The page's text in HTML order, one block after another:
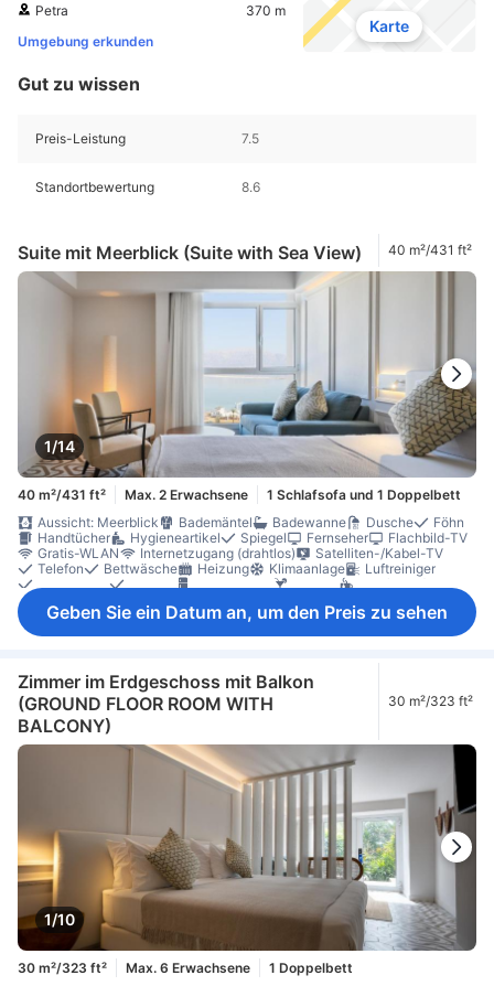
Petra
370 m
Umgebung erkunden
Karte
Gut zu wissen
Preis-Leistung 7.5
Standortbewertung 8.6
Suite mit Meerblick (Suite with Sea View) 40 m²/431 ft²
1/14
40 m²/431 ft² Max. 2 Erwachsene
1 Schlafsofa und 1 Doppelbett
Aussicht: Meerblick
Bademäntel Badewanne Dusche
Föhn
Handtücher
Hygieneartikel Spiegel Fernseher
Flachbild-TV
Gratis-WLAN
Internetzugang (drahtlos)
Satelliten-/Kabel-TV
Telefon
Bettwäsche Heizung Klimaanlage
Luftreiniger
Weckdienst
Wecker Kühlschrank Minibar
Tee (gratis)
Bügelmöglichkeit
Kleiderschrank
Babybett (auf Anfrage)
Geben Sie ein Datum an, um den Preis zu sehen
Zimmer im Erdgeschoss mit Balkon
(GROUND FLOOR ROOM WITH
BALCONY)
30 m²/323 ft²
1/10
30 m²/323 ft² Max. 6 Erwachsene
1 Doppelbett